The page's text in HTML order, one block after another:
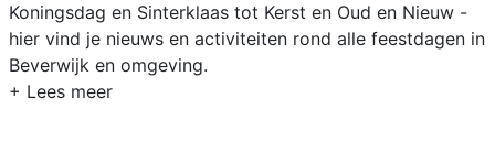
Koningsdag en Sinterklaas tot Kerst en Oud en Nieuw -
hier vind je nieuws en activiteiten rond alle feestdagen in
Beverwijk en omgeving.